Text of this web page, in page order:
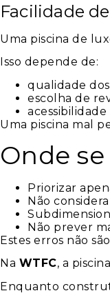
Facilidade
Uma piscina de
Isso depende de:
qualidade
escolha de
Uma piscina mal
Onde
Priorizar
Não
Não prever
Estes erros não
Na WTFC, a
Enquanto